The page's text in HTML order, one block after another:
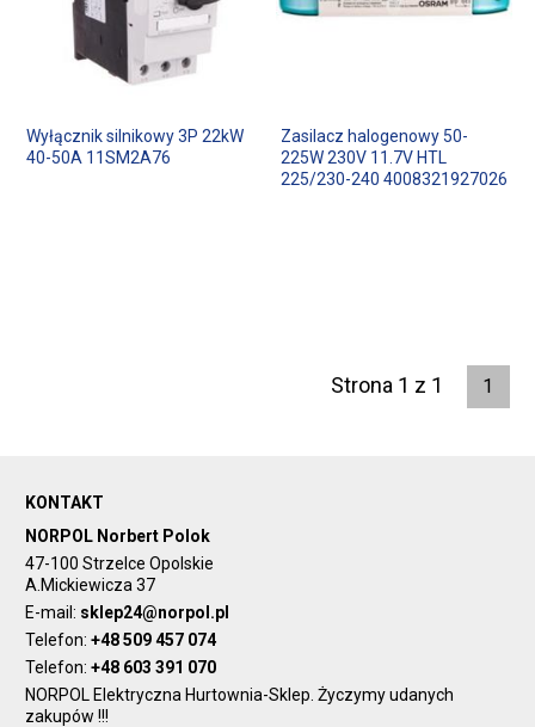
Wyłącznik silnikowy 3P 22kW
40-50A 11SM2A76
Zasilacz halogenowy 50-
225W 230V 11.7V HTL
225/230-240 4008321927026
Strona 1 z 1 1
KONTAKT
NORPOL Norbert Polok
47-100 Strzelce Opolskie
A.Mickiewicza 37
E-mail: sklep24@norpol.pl
Telefon:+48 509 457 074
Telefon:+48 603 391 070
NORPOL Elektryczna Hurtownia-Sklep. Życzymy udanych
zakupów !!!